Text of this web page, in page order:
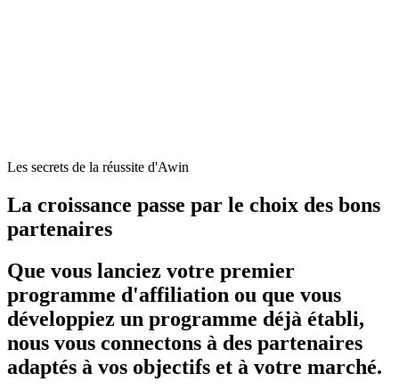
Les secrets de la réussite d'Awin
La croissance passe par le choix des bons
partenaires
Que vous lanciez votre premier
programme d'affiliation ou que vous
développiez un programme déjà établi,
nous vous connectons à des partenaires
adaptés à vos objectifs et à votre marché.